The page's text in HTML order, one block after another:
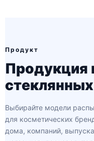
Продукт
Продукция
Выбирайте модели
для косметических
дома, компаний,